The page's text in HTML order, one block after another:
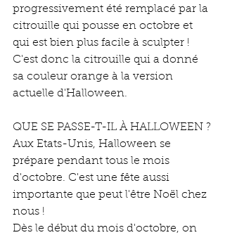
progressivement été remplacé par la
citrouille qui pousse en octobre et
qui est bien plus facile à sculpter !
C'est donc la citrouille qui a donné
sa couleur orange à la version
actuelle d'Halloween.
QUE SE PASSE-T-IL À HALLOWEEN ?
Aux Etats-Unis, Halloween se
prépare pendant tous le mois
d'octobre. C'est une fête aussi
importante que peut l'être Noël chez
nous !
Dès le début du mois d'octobre, on